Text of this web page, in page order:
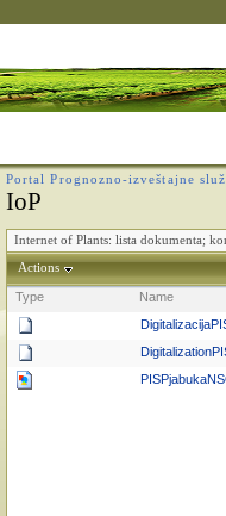
Portal Prognozno-izveštajne
IoP
Internet of Plants: lista dokumenta;
Actions
Type
Name